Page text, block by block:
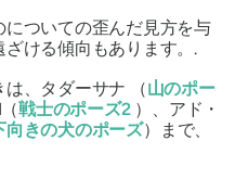
ついての歪んだ見方を与
ける傾向もあります。.
、 タダーサナ （山のポー
戦士のポーズ2）、 アド・
向きの犬のポーズ）まで、